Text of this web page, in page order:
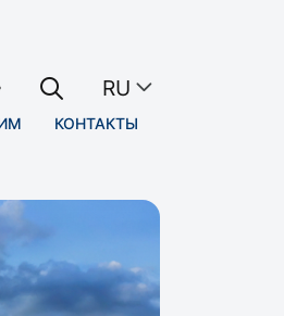
КОНТАКТЫ
RU